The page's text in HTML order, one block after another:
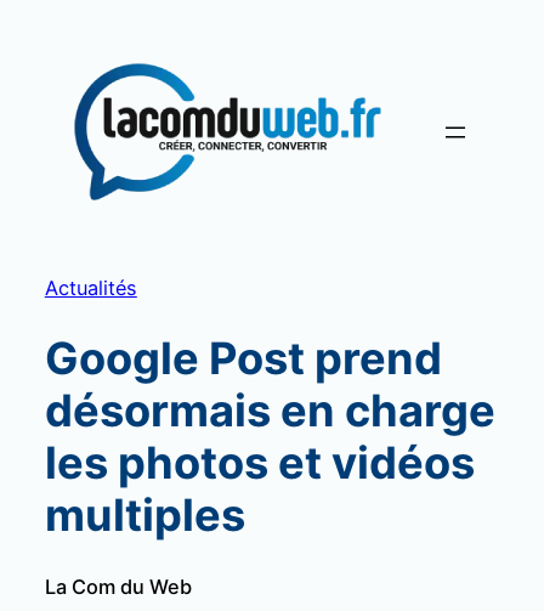
contenu
Actualités
Google Post prend
désormais en charge
les photos et vidéos
multiples
La Com du Web